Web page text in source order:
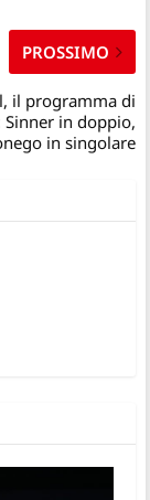
PROSSIMO
il programma di
in doppio,
in singolare